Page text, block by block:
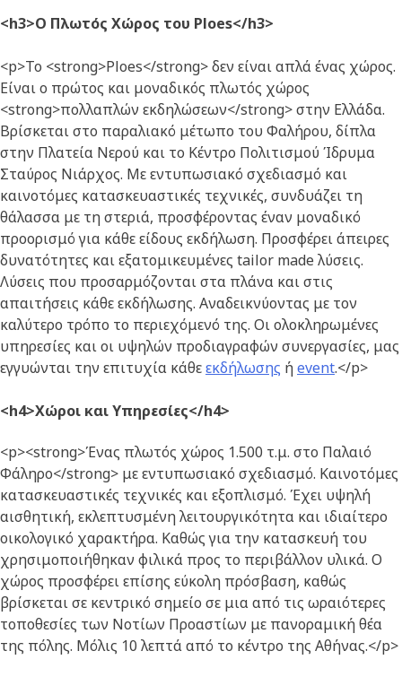
<h3>Ο Πλωτός Χώρος του Ploes</h3>
<p>Το <strong>Ploes</strong> δεν είναι απλά ένας χώρος.
Είναι ο πρώτος και μοναδικός πλωτός χώρος
<strong>πολλαπλών εκδηλώσεων</strong> στην Ελλάδα.
Βρίσκεται στο παραλιακό μέτωπο του Φαλήρου, δίπλα
στην Πλατεία Νερού και το Κέντρο Πολιτισμού Ίδρυμα
Σταύρος Νιάρχος. Με εντυπωσιακό σχεδιασμό και
καινοτόμες κατασκευαστικές τεχνικές, συνδυάζει τη
θάλασσα με τη στεριά, προσφέροντας έναν μοναδικό
προορισμό για κάθε είδους εκδήλωση. Προσφέρει άπειρες
δυνατότητες και εξατομικευμένες tailor made λύσεις.
Λύσεις που προσαρμόζονται στα πλάνα και στις
απαιτήσεις κάθε εκδήλωσης. Αναδεικνύοντας με τον
καλύτερο τρόπο το περιεχόμενό της. Οι ολοκληρωμένες
υπηρεσίες και οι υψηλών προδιαγραφών συνεργασίες, μας
εγγυώνται την επιτυχία κάθεεκδήλωσης ήevent.</p>
<h4>Χώροι και Υπηρεσίες</h4>
<p><strong>Ένας πλωτός χώρος 1.500 τ.μ. στο Παλαιό
Φάληρο</strong> με εντυπωσιακό σχεδιασμό. Καινοτόμες
κατασκευαστικές τεχνικές και εξοπλισμό. Έχει υψηλή
αισθητική, εκλεπτυσμένη λειτουργικότητα και ιδιαίτερο
οικολογικό χαρακτήρα. Καθώς για την κατασκευή του
χρησιμοποιήθηκαν φιλικά προς το περιβάλλον υλικά. Ο
χώρος προσφέρει επίσης εύκολη πρόσβαση, καθώς
βρίσκεται σε κεντρικό σημείο σε μια από τις ωραιότερες
τοποθεσίες των Νοτίων Προαστίων με πανοραμική θέα
της πόλης. Μόλις 10 λεπτά από το κέντρο της Αθήνας.</p>